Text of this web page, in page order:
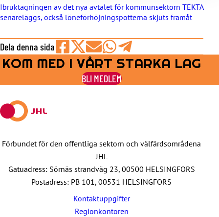
Ibruktagningen av det nya avtalet för kommunsektorn TEKTA
senareläggs, också löneförhöjningspotterna skjuts framåt
Dela denna sida
Share
on
Facebook
Share
on
Share
by
E-
Share
on
WhatsApp
Share
on
Telegram
KOM MED I VÅRT STARKA LAG
BLI MEDLEM
Förbundet för den offentliga sektorn och välfärdsområdena
JHL
Gatuadress: Sörnäs strandväg 23, 00500 HELSINGFORS
Postadress: PB 101, 00531 HELSINGFORS
Kontaktuppgifter
Regionkontoren